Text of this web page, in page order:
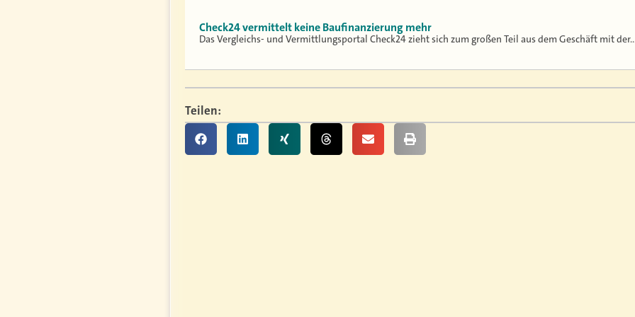
Check24 vermittelt keine Baufinanzierung mehr
Das Vergleichs- und Vermittlungsportal Check24 zieht sich zum großen Teil aus dem Geschäft mit
Teilen: